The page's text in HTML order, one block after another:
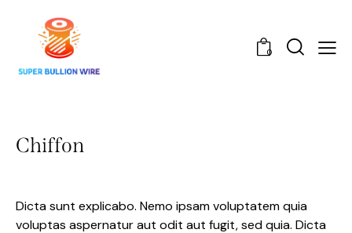
0
Chiffon
Dicta sunt explicabo. Nemo ipsam voluptatem quia
voluptas aspernatur aut odit aut fugit, sed quia. Dicta